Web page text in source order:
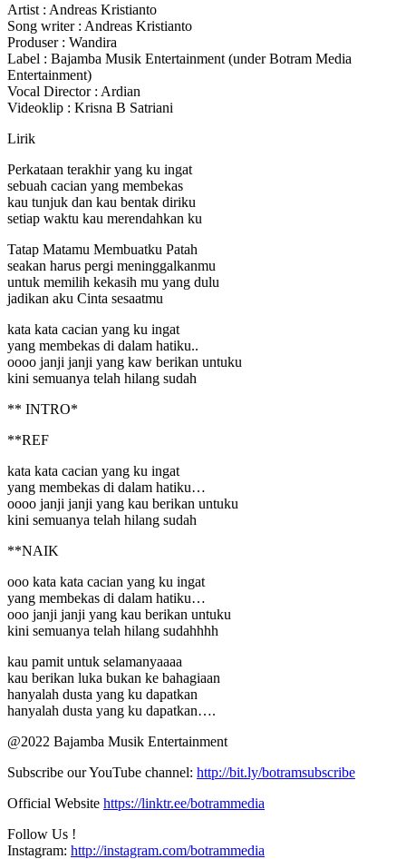
Artist : Andreas Kristianto
Song writer : Andreas Kristianto
Produser : Wandira
Label : Bajamba Musik Entertainment (under Botram Media
Entertainment)
Vocal Director : Ardian
Videoklip : Krisna B Satriani
Lirik
Perkataan terakhir yang ku ingat
sebuah cacian yang membekas
kau tunjuk dan kau bentak diriku
setiap waktu kau merendahkan ku
Tatap Matamu Membuatku Patah
seakan harus pergi meninggalkanmu
untuk memilih kekasih mu yang dulu
jadikan aku Cinta sesaatmu
kata kata cacian yang ku ingat
yang membekas di dalam hatiku..
oooo janji janji yang kaw berikan untuku
kini semuanya telah hilang sudah
** INTRO*
**REF
kata kata cacian yang ku ingat
yang membekas di dalam hatiku…
oooo janji janji yang kau berikan untuku
kini semuanya telah hilang sudah
**NAIK
ooo kata kata cacian yang ku ingat
yang membekas di dalam hatiku…
ooo janji janji yang kau berikan untuku
kini semuanya telah hilang sudahhhh
kau pamit untuk selamanyaaaa
kau berikan luka bukan ke bahagiaan
hanyalah dusta yang ku dapatkan
hanyalah dusta yang ku dapatkan….
@2022 Bajamba Musik Entertainment
Subscribe our YouTube channel: http://bit.ly/botramsubscribe
Official Website https://linktr.ee/botrammedia
Follow Us !
Instagram: http://instagram.com/botrammedia